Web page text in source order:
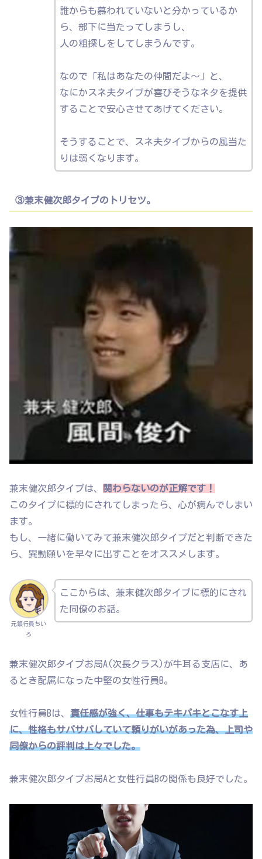
誰からも慕われていないと分かっているか
ら、部下に当たってしまうし、
人の粗探しをしてしまうんです。
なので「私はあなたの仲間だよ〜」と、
なにかスネ夫タイプが喜びそうなネタを提供
することで安心させてあげてください。
そうすることで、スネ夫タイプからの風当た
りは弱くなります。
③兼末健次郎タイプのトリセツ。
兼末健次郎タイプは、
関わらないのが正解です！
このタイプに標的にされてしまったら、心が病んでしまい
ます。
もし、一緒に働いてみて兼末健次郎タイプだと判断できた
ら、異動願いを早々に出すことをオススメします。
元銀行員ちい
ろ
ここからは、兼末健次郎タイプに標的にされ
た同僚のお話。
兼末健次郎タイプお局A(次長クラス)が牛耳る支店に、あ
るとき配属になった中堅の女性行員B。
女性行員Bは、 責任感が強く、仕事もテキパキとこなす上
に、性格もサバサバしていて頼りがいがあった為、上司や
同僚からの評判は上々でした。
兼末健次郎タイプお局Aと女性行員Bの関係も良好でした。